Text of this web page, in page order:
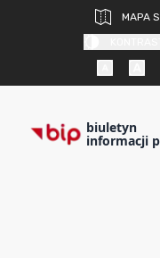
MAPA
biuletyn
informacji